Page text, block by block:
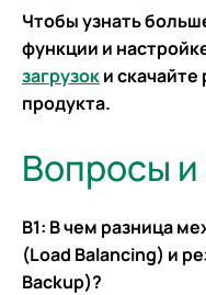
Чтобы узнать
функции и
загрузоки
продукта.
Вопросы и
В1: В чем разница
(Load Balancing) и
Backup)?